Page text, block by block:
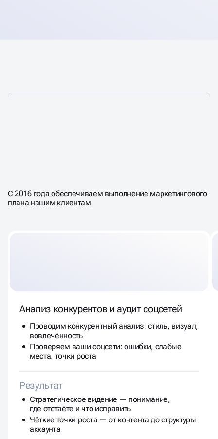
ПРИВОДИТ К ПРОДАЖАМВ
СОЦ-СЕТЯХ
С 2016 года обеспечиваем выполнение маркетингового
плана нашим клиентам
Анализ конкурентов и аудит соцсетей
Проводим конкурентный анализ: стиль, визуал,
вовлечённость
Проверяем ваши соцсети: ошибки, слабые
места, точки роста
Результат
Стратегическое видение — понимание,
где отстаёте и что исправить
Чёткие точки роста — от контента до структуры
аккаунта